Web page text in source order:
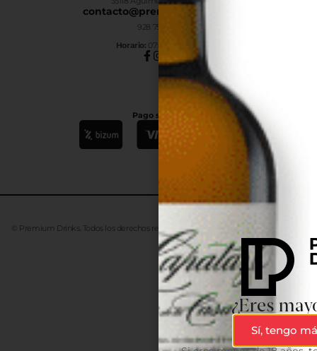
contacto@premiumdrinks.es
928 754 363
Horario: 07:00h a 15:00h
Pago seguro
© Premium Drinks. Todos los derechos reservados. DesarrolladoAdvanze
¿Eres
Sí, tengo